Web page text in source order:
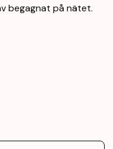
begagnat på nätet.